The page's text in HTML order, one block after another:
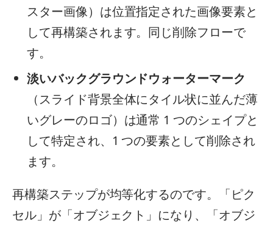
スター画像）は位置指定された画像要素と
して再構築されます。同じ削除フローで
す。
淡いバックグラウンドウォーターマーク
（スライド背景全体にタイル状に並んだ薄
いグレーのロゴ）は通常 1 つのシェイプと
して特定され、1 つの要素として削除され
ます。
再構築ステップが均等化するのです。「ピク
セル」が「オブジェクト」になり、「オブジ